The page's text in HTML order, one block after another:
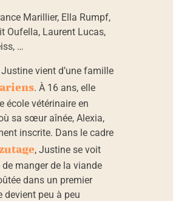
Marillier, Ella Rumpf,
Oufella, Laurent Lucas,
…
vient d’une famille
. À 16 ans, elle
école vétérinaire en
sa sœur aînée, Alexia,
inscrite. Dans le cadre
, Justine se voit
manger de la viande
dans un premier
devient peu à peu